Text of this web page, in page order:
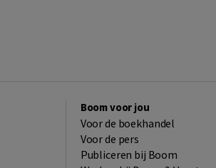
Boom voor jou
Voor de boekhandel
Voor de pers
Publiceren bij Boom